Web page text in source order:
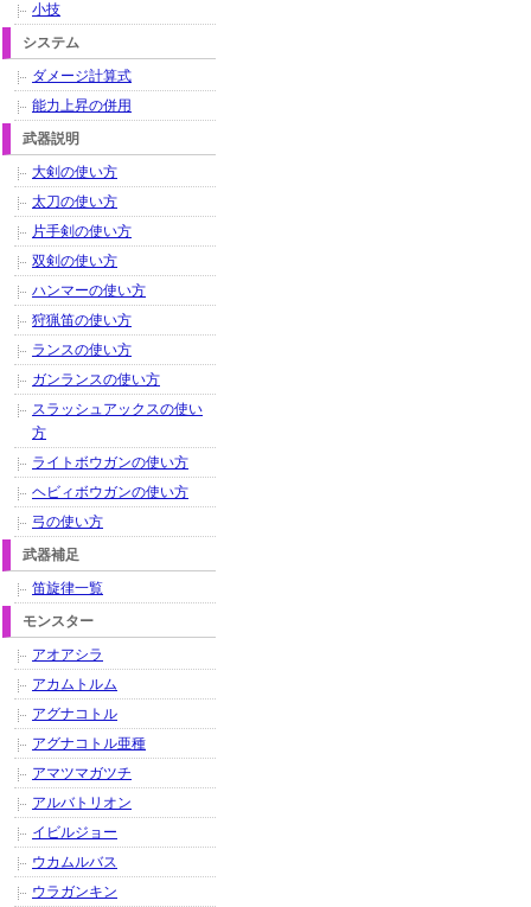
小技
システム
ダメージ計算式
能力上昇の併用
武器説明
大剣の使い方
太刀の使い方
片手剣の使い方
双剣の使い方
ハンマーの使い方
狩猟笛の使い方
ランスの使い方
ガンランスの使い方
スラッシュアックスの使い
方
ライトボウガンの使い方
ヘビィボウガンの使い方
弓の使い方
武器補足
笛旋律一覧
モンスター
アオアシラ
アカムトルム
アグナコトル
アグナコトル亜種
アマツマガツチ
アルバトリオン
イビルジョー
ウカムルバス
ウラガンキン